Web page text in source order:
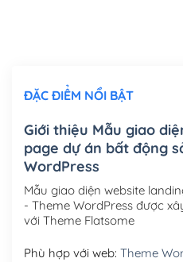
Mua thêm Host + Tên miền
Tên miền quốc tế .com
Tên miền Việt Nam .vn
Hosting 2GB SSD (1 năm)
Hosting 3GB SSD (1
Hosting 5GB SSD (1 năm)
ĐẶC ĐIỂM NỔI BẬT
Giới thiệu Mẫu giao
page dự án bất động
WordPress
Mẫu giao diện website
- Theme WordPress được
với Theme Flatsome
Phù hợp với web: Theme